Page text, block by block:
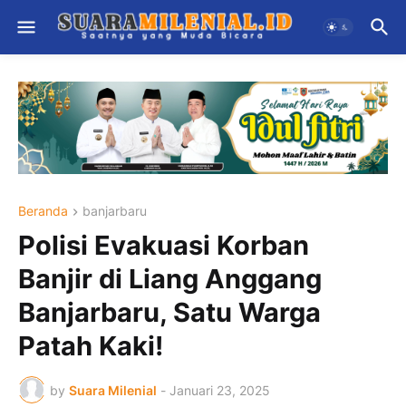
Beranda banjarbaru
Polisi Evakuasi Korban
Banjir di Liang Anggang
Banjarbaru, Satu Warga
Patah Kaki!
by Suara Milenial - Januari 23, 2025